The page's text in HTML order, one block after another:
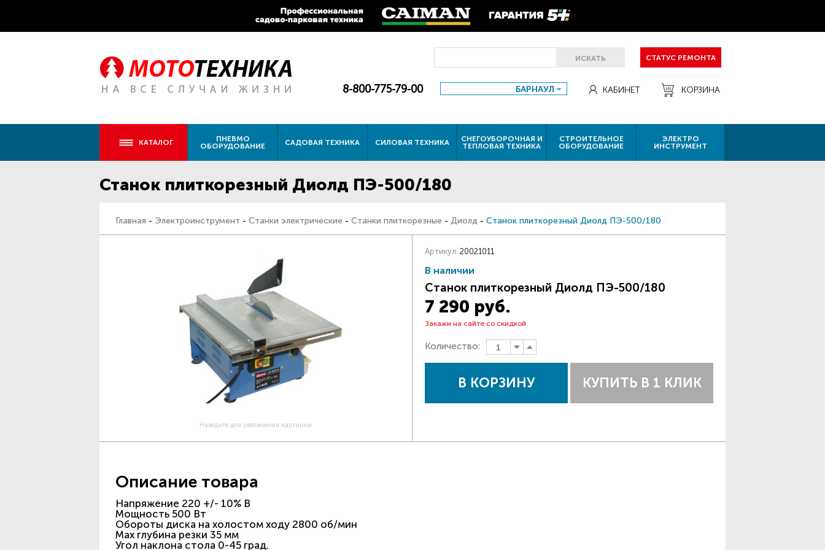
ИСКАТЬ СТАТУС РЕМОНТА
8-800-775-79-00 БАРНАУЛ КАБИНЕТ КОРЗИНА
КАТАЛОГ
ПНЕВМО
ОБОРУДОВАНИЕ
САДОВАЯ ТЕХНИКА СИЛОВАЯ ТЕХНИКА
СНЕГОУБОРОЧНАЯ И
ТЕПЛОВАЯ ТЕХНИКА
СТРОИТЕЛЬНОЕ
ОБОРУДОВАНИЕ
ЭЛЕКТРО
ИНСТРУМЕНТ
Станок плиткорезный Диолд ПЭ-500/180
Главная - Электроинструмент - Станки электрические - Станки плиткорезные - Диолд - Станок плиткорезный Диолд ПЭ-500/180
Наведите для увеличения картинки
Артикул: 20021011
В наличии
Станок плиткорезный Диолд ПЭ-500/180
7 290 руб.
Закажи на сайте со скидкой
Количество:
В КОРЗИНУ КУПИТЬ В 1 КЛИК
Описание товара
Напряжение 220 +/- 10% В
Мощность 500 Вт
Обороты диска на холостом ходу 2800 об/мин
Max глубина резки 35 мм
Угол наклона стола 0-45 град.